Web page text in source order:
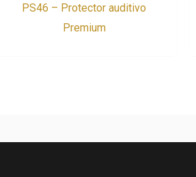
PS46 – Protector auditivo
Premium